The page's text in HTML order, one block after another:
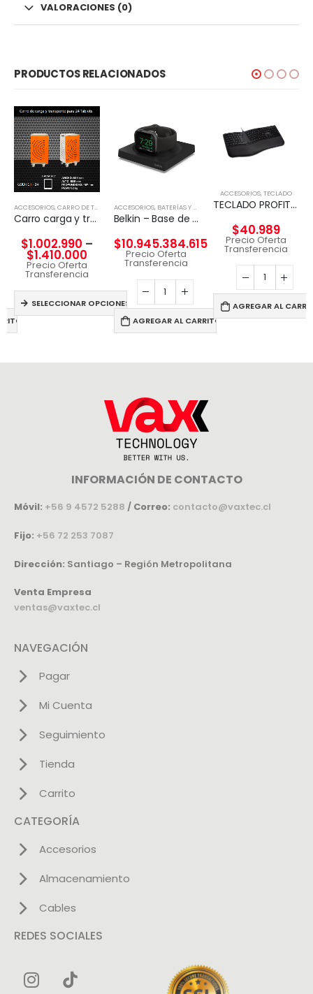
VALORACIONES (0)
PRODUCTOS RELACIONADOS
ACCESORIOS,CARRO DE TECNOLGÍA
Carro carga y transporte para Tablet
$1.002.990 –
$1.410.000
Precio Oferta
Transferencia
SELECCIONAR OPCIONES
ACCESORIOS, BATERÍAS Y CARGADORES
Belkin – Base de carga inalámbrica – Fast Charge – negro – para Apple Watch
$10.945.384.615
Precio Oferta
Transferencia
AGREGAR AL CARRITO
ACCESORIOS,TECLADO
TECLADO PROFIT ERGO KENSIGTON
$40.989
Precio Oferta
Transferencia
AGREGAR AL
INFORMACIÓN DE CONTACTO
Móvil: +56 9 4572 5288 / Correo: contacto@vaxtec.cl
Fijo: +56 72 253 7087
Dirección: Santiago – Región Metropolitana
Venta Empresa
ventas@vaxtec.cl
NAVEGACIÓN
Pagar
Mi Cuenta
Seguimiento
Tienda
Carrito
CATEGORÍA
Accesorios
Almacenamiento
Cables
REDES SOCIALES